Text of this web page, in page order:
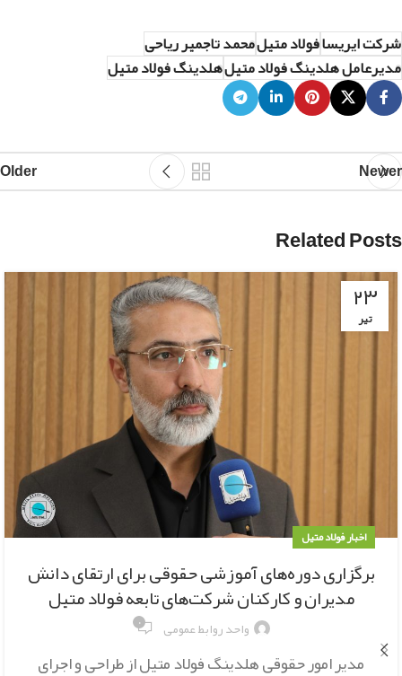
شرکت ایریسافولاد متیلمحمد تاجمیر ریاحی
مدیرعامل هلدینگ فولاد متیلهلدینگ فولاد متیل
Newer
Older
Related Posts
۲۳
تیر
اخبار فولاد متیل
برگزاری دوره‌های آموزشی حقوقی برای ارتقای دانش
مدیران و کارکنان شرکت‌های تابعه فولاد متیل
واحد روابط عمومی ۰
مدیر امور حقوقی هلدینگ فولاد متیل از طراحی و اجرای